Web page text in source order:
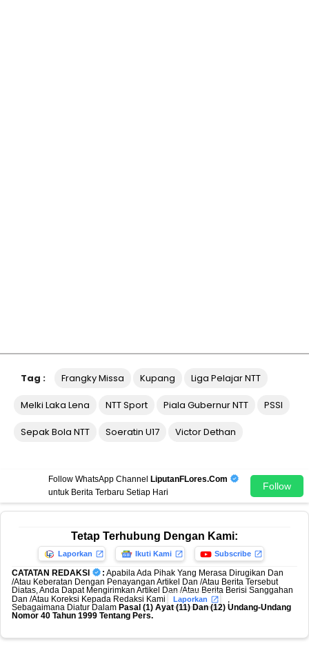
Tag : Frangky Missa Kupang Liga Pelajar NTT
Melki Laka Lena NTT Sport Piala Gubernur NTT PSSI
Sepak Bola NTT Soeratin U17 Victor Dethan
Follow WhatsApp Channel
LiputanFLores.Com
untuk Berita Terbaru Setiap Hari
Follow
Tetap Terhubung Dengan Kami:
Laporkan Ikuti Kami Subscribe
CATATAN REDAKSI : Apabila Ada Pihak Yang Merasa Dirugikan Dan
/Atau Keberatan Dengan Penayangan Artikel Dan /Atau Berita Tersebut
Diatas, Anda Dapat Mengirimkan Artikel Dan /Atau Berita Berisi Sanggahan
Dan /Atau Koreksi Kepada Redaksi Kami
Laporkan
,
Sebagaimana Diatur Dalam Pasal (1) Ayat (11) Dan (12) Undang-Undang
Nomor 40 Tahun 1999 Tentang Pers.